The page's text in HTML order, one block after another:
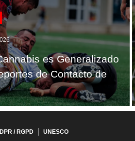
es Generalizado
de Contacto de
/ RGPD UNESCO